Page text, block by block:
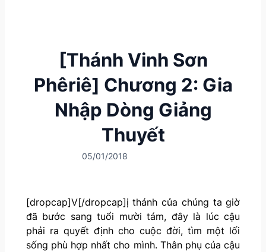
[Thánh Vinh Sơn
Phêriê] Chương 2: Gia
Nhập Dòng Giảng
Thuyết
05/01/2018
[dropcap]V[/dropcap]ị thánh của chúng ta giờ
đã bước sang tuổi mười tám, đây là lúc cậu
phải ra quyết định cho cuộc đời, tìm một lối
sống phù hợp nhất cho mình. Thân phụ của cậu